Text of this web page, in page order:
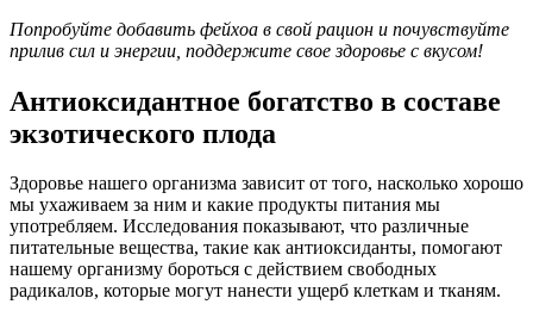
Попробуйте добавить фейхоа в свой рацион и почувствуйте
прилив сил и энергии, поддержите свое здоровье с вкусом!
Антиоксидантное богатство в составе
экзотического плода
Здоровье нашего организма зависит от того, насколько хорошо
мы ухаживаем за ним и какие продукты питания мы
употребляем. Исследования показывают, что различные
питательные вещества, такие как антиоксиданты, помогают
нашему организму бороться с действием свободных
радикалов, которые могут нанести ущерб клеткам и тканям.